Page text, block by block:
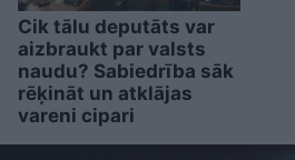
Cik tālu deputāts var
aizbraukt par valsts
naudu? Sabiedrība sāk
rēķināt un atklājas
vareni cipari